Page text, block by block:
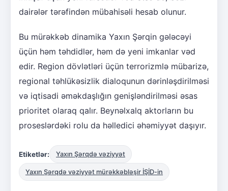
dairələr tərəfindən mübahisəli hesab olunur.
Bu mürəkkəb dinamika Yaxın Şərqin gələcəyi
üçün həm təhdidlər, həm də yeni imkanlar vəd
edir. Region dövlətləri üçün terrorizmlə mübarizə,
regional təhlükəsizlik dialoqunun dərinləşdirilməsi
və iqtisadi əməkdaşlığın genişləndirilməsi əsas
prioritet olaraq qalır. Beynəlxalq aktorların bu
proseslərdəki rolu da həlledici əhəmiyyət daşıyır.
Etiketlər: Yaxın Şərqdə vəziyyət
Yaxın Şərqdə vəziyyət mürəkkəbləşir İŞİD-in